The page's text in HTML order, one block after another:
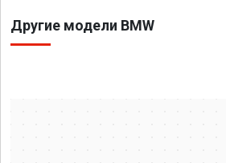
Другие модели BMW